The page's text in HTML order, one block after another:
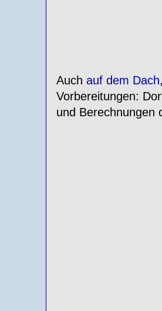
Auch auf dem Dach
Vorbereitungen:
und Berechnungen